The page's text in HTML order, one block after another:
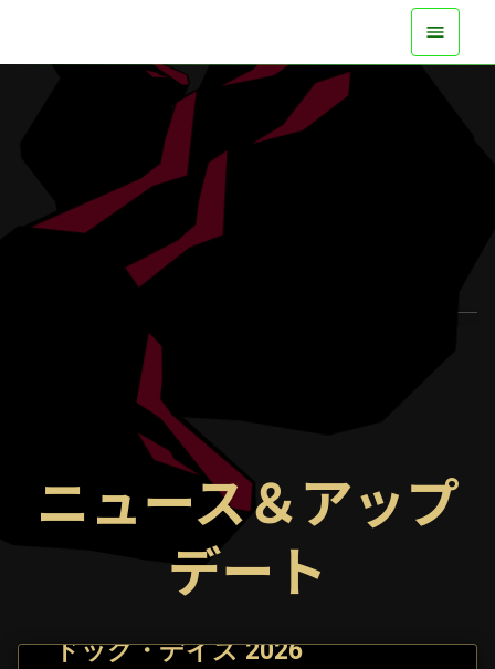
トレーラーを見る
ニュース＆アップ
デート
ドッグ・デイズ 2026